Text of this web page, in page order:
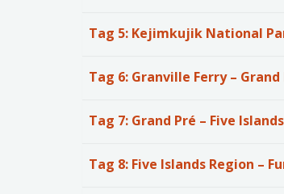
Tag 5: Kejimkujik National
Tag 6: Granville Ferry – Grand
Tag 7: Grand Pré – Five
Tag 8: Five Islands Region –